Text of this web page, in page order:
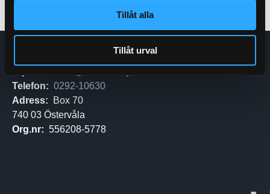
Tillåt alla
Tillåt urval
Telefon: 0292-10630
Adress:
Box 70
740 03 Östervåla
Org.nr: 556208-5778